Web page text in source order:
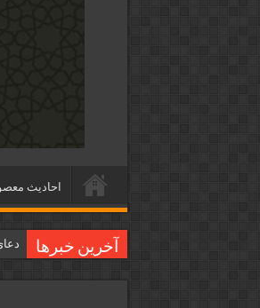
احاديث
آخرین خبرها